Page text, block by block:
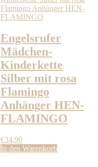
Engelsrufer
Mädchen-
Kinderkette
Silber mit rosa
Flamingo
Anhänger HEN-
FLAMINGO
€34,90
In den Warenkorb